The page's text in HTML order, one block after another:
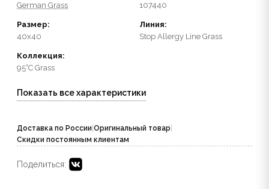
German Grass
107440
Размер:
40x40
Линия:
Stop Allergy Line Grass
Коллекция:
95°C Grass
Показать все характеристики
Доставка по России Оригинальный товар
Скидки постоянным клиентам
Поделиться: